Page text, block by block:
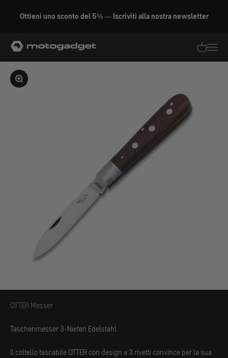
Ottieni uno sconto del 5% — Iscriviti alla nostra newsletter
motogadget GmbH
Ingrandire l'immagine
OTTER Messer
OTTER Messer
Taschenmesser 3-Nieten Edelstahl
Il coltello tascabile OTTER con design a 3 rivetti convince per la sua